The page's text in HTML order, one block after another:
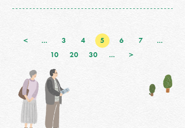
＜ ... 3 4 5 6 7
...
10
20 30 ... ＞